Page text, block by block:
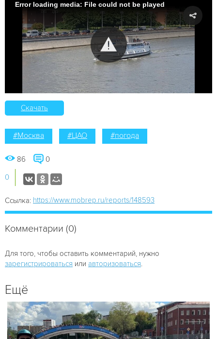
Error loading media: File could not be played
Скачать
#Москва #ЦАО #погода
86 0
0
Ссылка: https://www.mobrep.ru/reports/148593
Комментарии (0)
Для того, чтобы оставить комментарий, нужно
зарегистрироваться или авторизоваться
Ещё